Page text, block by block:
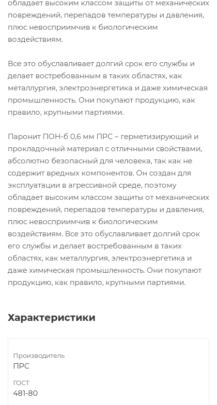
обладает высоким классом защиты от механических
повреждений, перепадов температуры и давления,
плюс невосприимчив к биологическим
воздействиям.
Все это обуславливает долгий срок его службы и
делает востребованным в таких областях, как
металлургия, электроэнергетика и даже химическая
промышленность. Они покупают продукцию, как
правило, крупными партиями.
Паронит ПОН-б 0,6 мм ПРС – герметизирующий и
прокладочный материал с отличными свойствами,
абсолютно безопасный для человека, так как не
содержит вредных компонентов. Он создан для
эксплуатации в агрессивной среде, поэтому
обладает высоким классом защиты от механических
повреждений, перепадов температуры и давления,
плюс невосприимчив к биологическим
воздействиям. Все это обуславливает долгий срок
его службы и делает востребованным в таких
областях, как металлургия, электроэнергетика и
даже химическая промышленность. Они покупают
продукцию, как правило, крупными партиями.
Характеристики
Производитель
ПРС
ГОСТ
481-80